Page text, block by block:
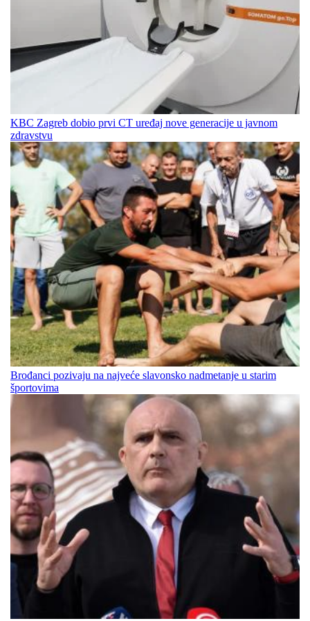
KBC Zagreb dobio prvi CT uređaj nove generacije u javnom
zdravstvu
Brođanci pozivaju na najveće slavonsko nadmetanje u starim
športovima